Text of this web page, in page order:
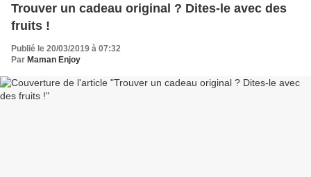
Trouver un cadeau original ? Dites-le avec des
fruits !
Publié le 20/03/2019 à 07:32
Par Maman Enjoy